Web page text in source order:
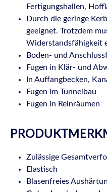
Fertigungshallen,
Durch die geringe
geeignet. Trotzdem
Widerstandsfähigkeit
Boden- und
Fugen in Klär- und
In Auffangbecken,
Fugen im Tunnelbau
Fugen in Reinräumen
Zulässige
Elastisch
Blasenfreies